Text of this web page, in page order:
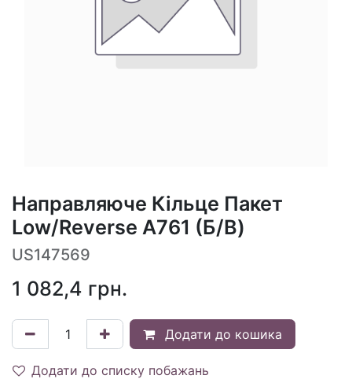
Направляюче Кільце Пакет
Low/Reverse A761 (Б/В)
US147569
1 082,4 грн.
Додати до кошика
Додати до списку побажань